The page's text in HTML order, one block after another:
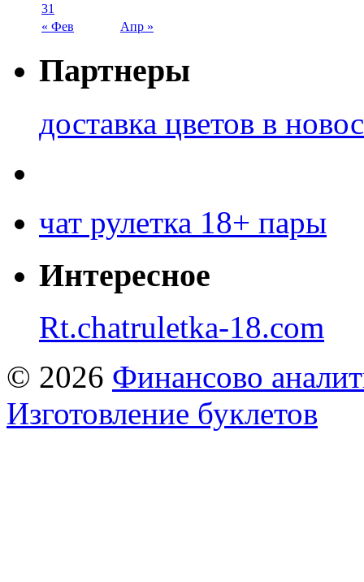
« Фев Апр »
31
Партнеры
доставка цветов в
чат рулетка 18+ пары
Интересное
Rt.chatruletka-18.com
© 2026 Финансово
Изготовление буклетов